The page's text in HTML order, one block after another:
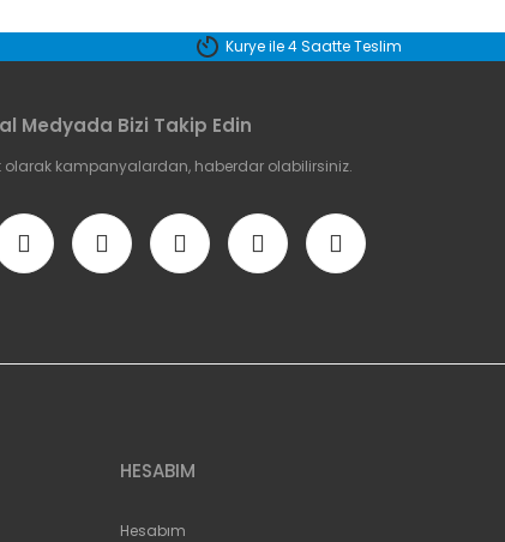
Kurye ile 4 Saatte Teslim
Medyada Bizi Takip Edin
olarak kampanyalardan, haberdar olabilirsiniz.
HESABIM
Hesabım